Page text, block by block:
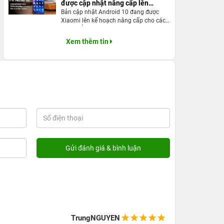
được cập nhật nâng cấp lên
Android 10
Bản cập nhật Android 10 đang được
Xiaomi lên kế hoạch nâng cấp cho các
các nâng cấp mang tính đột phá cao
Xem thêm tin
TrungNGUYEN